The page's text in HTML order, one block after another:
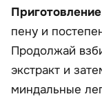
пену и
Продолжай
экстракт и
миндальные